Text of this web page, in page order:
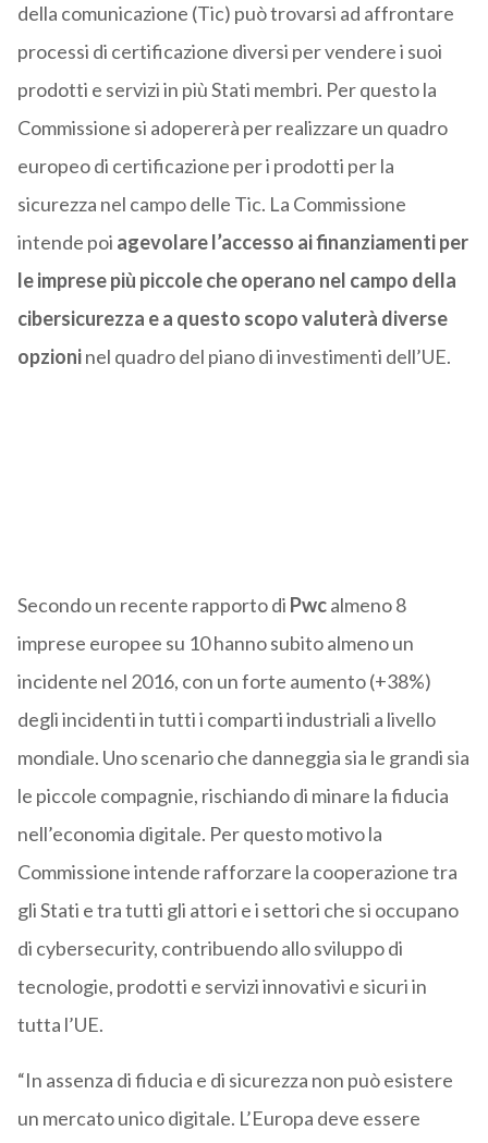
della comunicazione (Tic) può trovarsi ad affrontare
processi di certificazione diversi per vendere i suoi
prodotti e servizi in più Stati membri. Per questo la
Commissione si adopererà per realizzare un quadro
europeo di certificazione per i prodotti per la
sicurezza nel campo delle Tic. La Commissione
intende poi agevolare l’accesso ai finanziamenti per
le imprese più piccole che operano nel campo della
cibersicurezza e a questo scopo valuterà diverse
opzioninel quadro del piano di investimenti dell’UE.
Secondo un recente rapporto di Pwcalmeno 8
imprese europee su 10 hanno subito almeno un
incidente nel 2016, con un forte aumento (+38%)
degli incidenti in tutti i comparti industriali a livello
mondiale. Uno scenario che danneggia sia le grandi sia
le piccole compagnie, rischiando di minare la fiducia
nell’economia digitale. Per questo motivo la
Commissione intende rafforzare la cooperazione tra
gli Stati e tra tutti gli attori e i settori che si occupano
di cybersecurity, contribuendo allo sviluppo di
tecnologie, prodotti e servizi innovativi e sicuri in
tutta l’UE.
“In assenza di fiducia e di sicurezza non può esistere
un mercato unico digitale. L’Europa deve essere